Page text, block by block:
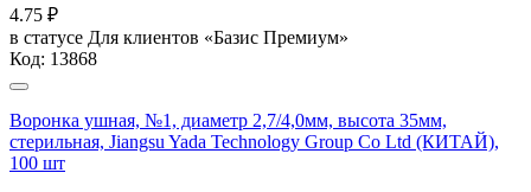
4.75 ₽
в статусе Для клиентов «Базис Премиум»
Код: 13868
Воронка ушная, №1, диаметр 2,7/4,0мм, высота 35мм,
стерильная, Jiangsu Yada Technology Group Co Ltd (КИТАЙ),
100 шт